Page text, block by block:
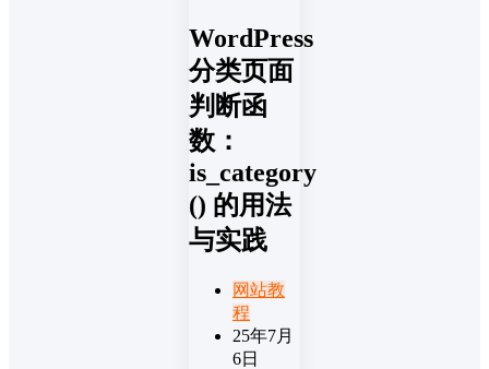
WordPress
分类页面
判断函
数：
is_category
() 的用法
与实践
网站教
程
25年7月
6日